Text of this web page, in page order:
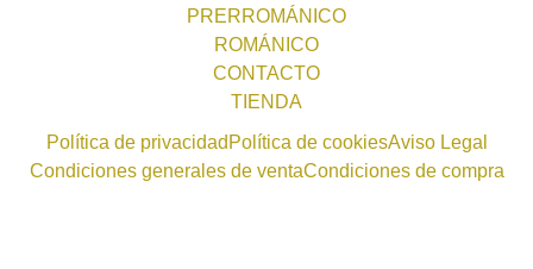
PRERROMÁNICO
ROMÁNICO
CONTACTO
TIENDA
Política de privacidad Política de cookiesAviso Legal
Condiciones generales de ventaCondiciones de compra